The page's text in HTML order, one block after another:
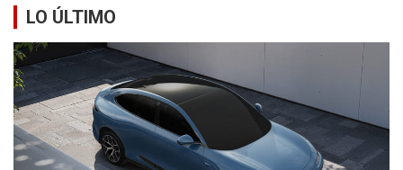
LO ÚLTIMO